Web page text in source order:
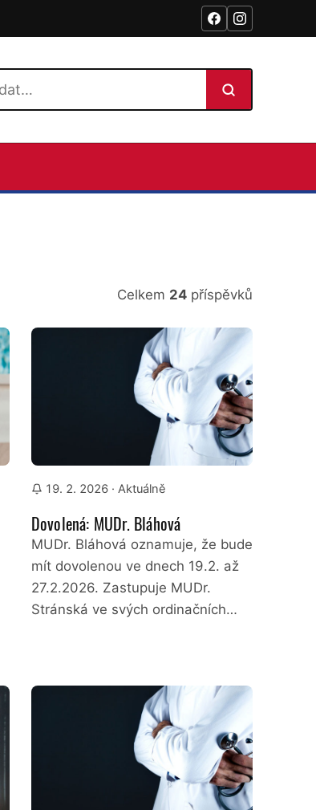
Celkem 24 příspěvků
19. 2. 2026 · Aktuálně
Dovolená: MUDr. Bláhová
MUDr. Bláhová oznamuje, že bude
mít dovolenou ve dnech 19.2. až
27.2.2026. Zastupuje MUDr.
Stránská ve svých ordinačních…